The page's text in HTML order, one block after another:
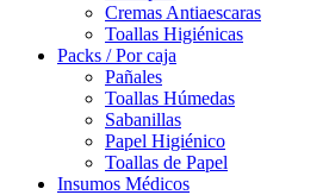
Cremas Antiaescaras
Toallas Higiénicas
Packs / Por caja
Pañales
Toallas Húmedas
Sabanillas
Papel Higiénico
Toallas de Papel
Insumos Médicos